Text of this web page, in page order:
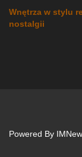
Wnętrza w stylu
nostalgii
Powered By